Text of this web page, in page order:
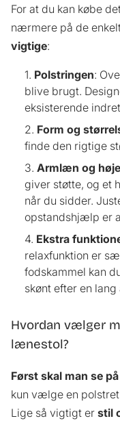
For at du kan købe
nærmere på de
vigtige:
Polstringen:
blive brugt.
eksisterende
Form og
finde den rigtige
Armlæn og
giver støtte, og et
når du sidder.
opstandshjælp er
Ekstra
relaxfunktion er
fodskammel kan
skønt efter en
Hvordan vælger
lænestol?
Først skal man se
kun vælge en
Lige så vigtigt er stil